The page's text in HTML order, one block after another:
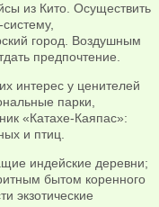
из Кито. Осуществить
город. Воздушным
предпочтение.
интерес у ценителей
парки,
«Катахе-Каяпас»:
и птиц.
индейские деревни;
бытом коренного
экзотические